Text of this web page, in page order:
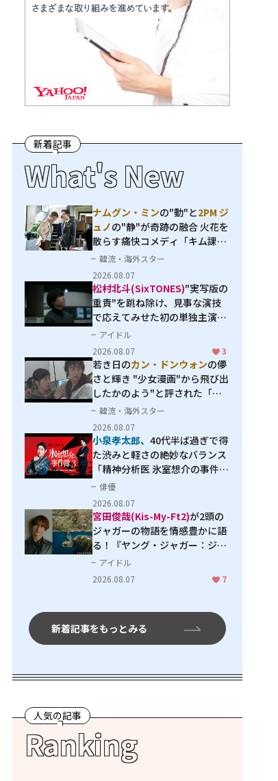
新着記事
What's New
ナムグン・ミンの"動"と2PM ジ
ュノの"静"が奇跡の融合 火花を
散らす痛快コメディ「キム課長
とソ理事～Bravo! Your Life
～」
韓流・海外スター
2026.08.07
松村北斗(SixTONES)"実写版の
重責"を跳ね除け、見事な演技
で応えてみせた初の単独主演映
画「秒速5センチメートル」
アイドル
2026.08.07
3
若き日のカン・ドンウォンの儚
さと輝き "少女漫画"から飛び出
したかのよう"と評された「オ
オカミの誘惑」
韓流・海外スター
2026.08.07
小泉孝太郎、40代半ば過ぎで得
た渋みと軽さの絶妙なバランス
「精神分析医 氷室想介の事件簿
３」で見せる進化
俳優
2026.08.07
宮田俊哉(Kis-My-Ft2)が2頭の
ジャガーの物語を情感豊かに語
る！『ヤング・ジャガー：ジャ
ングル王への道』『ジャガーと
ウミガメの物語：熱帯林の守護
アイドル
2026.08.07
7
新着記事をもっとみる
人気の記事
Ranking